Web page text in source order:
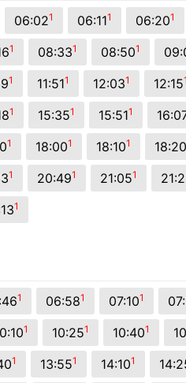
06:021 06:111 06:201
1 08:331 08:501
1 11:511 12:031 12:151
1 15:351 15:511
1 18:001 18:101 18:20
1 20:491 21:051
1
1 06:581 07:101
1 10:251 10:401
1 13:551 14:101